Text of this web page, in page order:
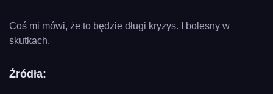
Coś mi mówi, że to będzie długi kryzys. I bolesny w
skutkach.
Źródła: